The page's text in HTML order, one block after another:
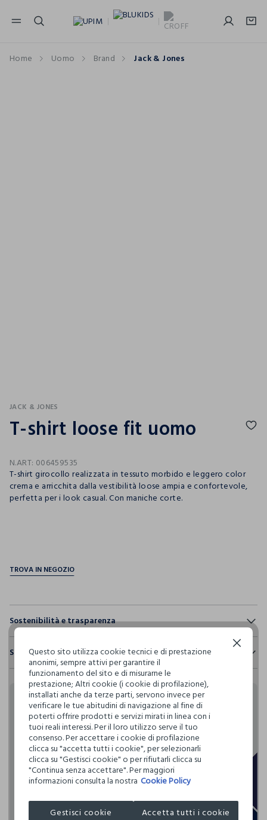
NAVIGATION.ARIA.GOTOMAINCONTENT
Home Uomo Brand Jack & Jones
JACK & JONES
T-shirt loose fit uomo
N.ART: 006459535
T-shirt girocollo realizzata in tessuto morbido e leggero color
crema e arricchita dalla vestibilità loose ampia e confortevole,
perfetta per i look casual. Con maniche corte.
Sostenibilità e trasparenza
Il 100% dei nostri articoli viene sottoposto a test chimico-
fisici, per verificarne il rispetto dei limiti che abbiamo
definito per l’uso di sostanze chimiche, talvolta anche più
restrittivi rispetto a quelli previsti dalla normativa
internazionale.
Clicca qui per vedere i dettagli
I nostri fornitori
BESTSELLER ITALY SPA
Spedizione e resi
Hai fino a 30 giorni dalla consegna del tuo ordine online per
cambiare idea e restituire i prodotti che hai acquistato.
Rendi speciali i tuoi
acquisti
Blukids card e Blukids Club sono le carte fedeltà che
rendono
speciali i tuoi acquisti: ti aspettano vantaggi, promozioni e
sorprese pensate solo per te tutto l'anno!
Questo sito utilizza cookie tecnici e di prestazione
anonimi, sempre attivi per garantire il
funzionamento del sito e di misurarne le
prestazione; Altri cookie (i cookie di profilazione),
installati anche da terze parti, servono invece per
verificare le tue abitudini di navigazione al fine di
poterti offrire prodotti e servizi mirati in linea con i
tuoi reali interessi. Per il loro utilizzo serve il tuo
consenso. Per accettare i cookie di profilazione
clicca su "accetta tutti i cookie", per selezionarli
clicca su "Gestisci cookie" o per rifiutarli clicca su
"Continua senza accettare". Per maggiori
informazioni consulta la nostra Cookie Policy
Gestisci cookie Accetta tutti i cookie
Continua senza accettare